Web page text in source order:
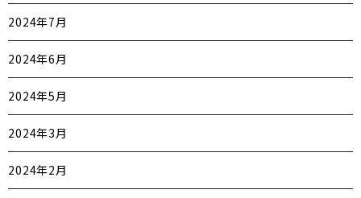
2024年7月
2024年6月
2024年5月
2024年3月
2024年2月